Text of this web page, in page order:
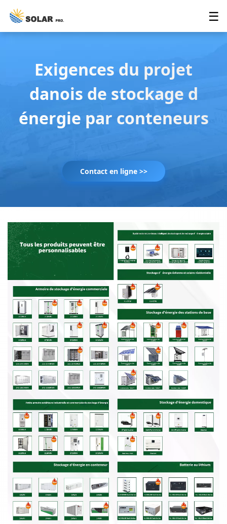
☰
Exigences du projet
danois de stockage d
énergie par conteneurs
Contact en ligne >>